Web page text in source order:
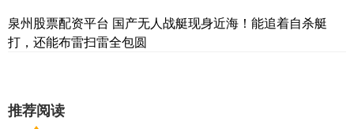
泉州股票配资平台 国产无人战艇现身近海！能追着自杀艇
打，还能布雷扫雷全包圆
推荐阅读